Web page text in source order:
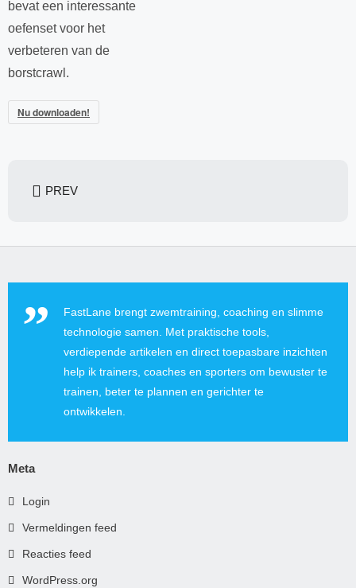
bevat een interessante
oefenset voor het
verbeteren van de
borstcrawl.
Nu downloaden!
PREV
FastLane brengt zwemtraining, coaching en slimme
technologie samen. Met praktische tools,
verdiepende artikelen en direct toepasbare inzichten
help ik trainers, coaches en sporters om bewuster te
trainen, beter te plannen en gerichter te
ontwikkelen.
Meta
Login
Vermeldingen feed
Reacties feed
WordPress.org